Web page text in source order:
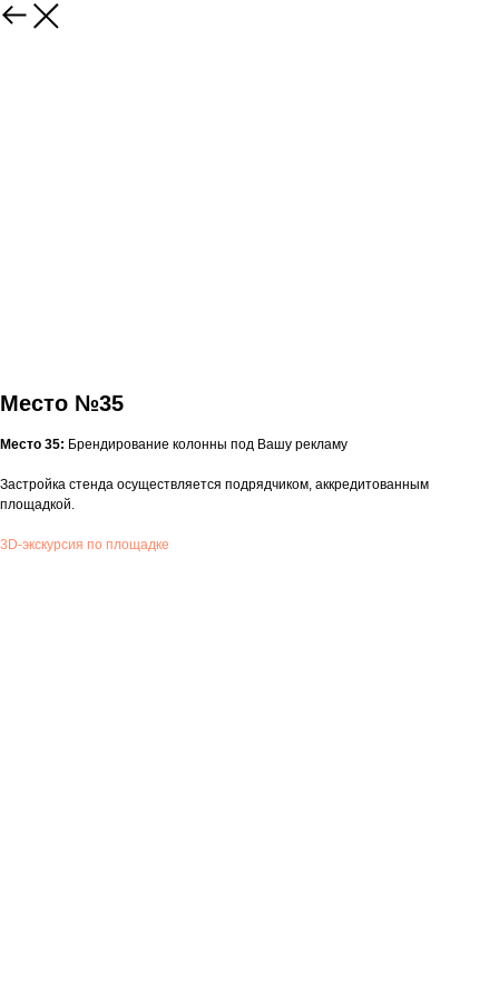
Место №35
Место 35: Брендирование колонны под Вашу рекламу
Застройка стенда осуществляется подрядчиком, аккредитованным
площадкой.
3D-экскурсия по площадке